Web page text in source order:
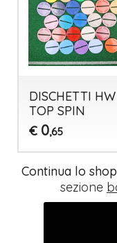
DISCHETTI HW
TOP SPIN
€ 0,65
Continua lo
sezione